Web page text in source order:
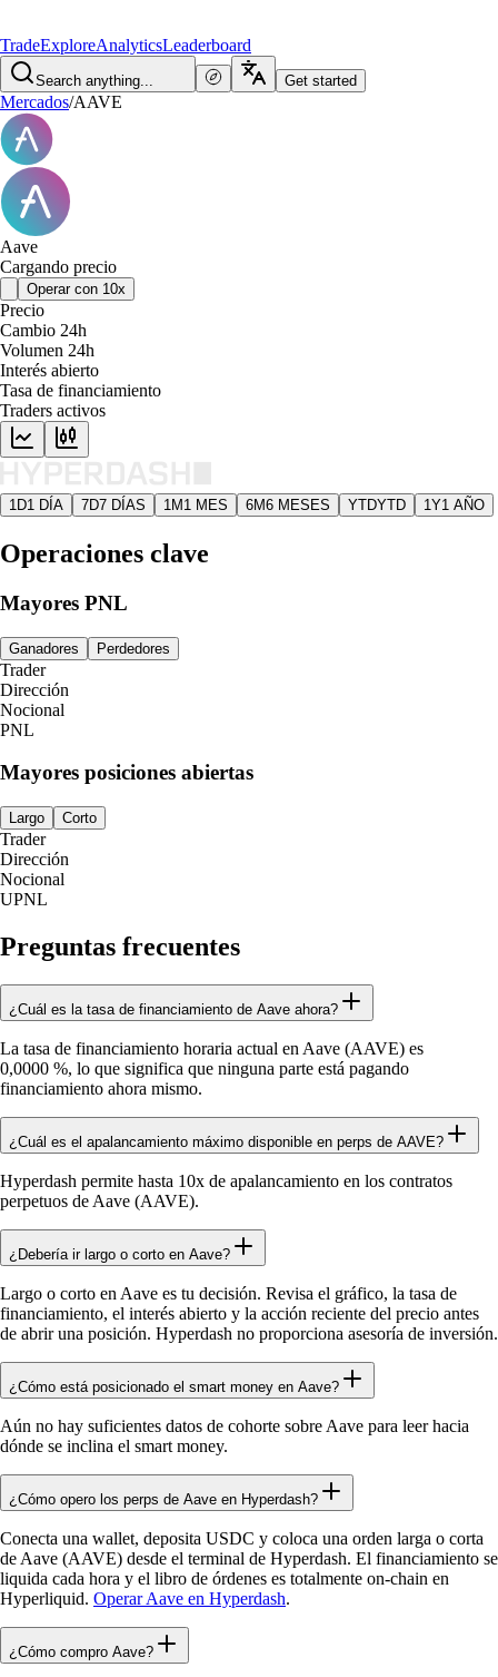
TradeExploreAnalyticsLeaderboard
Search anything... Get started
Mercados/AAVE
Aave
Cargando precio
Operar con 10x
Precio
Cambio 24h
Volumen 24h
Interés abierto
Tasa de financiamiento
Traders activos
1D1 DÍA 7D7 DÍAS 1M 1 MES 6M6 MESES YTDYTD 1Y1 AÑO
Operaciones clave
Mayores PNL
Ganadores Perdedores
Trader
Dirección
Nocional
PNL
Mayores posiciones abiertas
Largo Corto
Trader
Dirección
Nocional
UPNL
Preguntas frecuentes
¿Cuál es la tasa de financiamiento de Aave ahora?
La tasa de financiamiento horaria actual en Aave (AAVE) es
0,0000 %, lo que significa que ninguna parte está pagando
financiamiento ahora mismo.
¿Cuál es el apalancamiento máximo disponible en perps de AAVE?
Hyperdash permite hasta 10x de apalancamiento en los contratos
perpetuos de Aave (AAVE).
¿Debería ir largo o corto en Aave?
Largo o corto en Aave es tu decisión. Revisa el gráfico, la tasa de
financiamiento, el interés abierto y la acción reciente del precio antes
de abrir una posición. Hyperdash no proporciona asesoría de inversión.
¿Cómo está posicionado el smart money en Aave?
Aún no hay suficientes datos de cohorte sobre Aave para leer hacia
dónde se inclina el smart money.
¿Cómo opero los perps de Aave en Hyperdash?
Conecta una wallet, deposita USDC y coloca una orden larga o corta
de Aave (AAVE) desde el terminal de Hyperdash. El financiamiento se
liquida cada hora y el libro de órdenes es totalmente on-chain en
Hyperliquid. Operar Aave en Hyperdash.
¿Cómo compro Aave?